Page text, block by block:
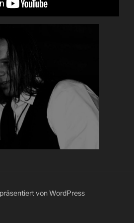
von WordPress